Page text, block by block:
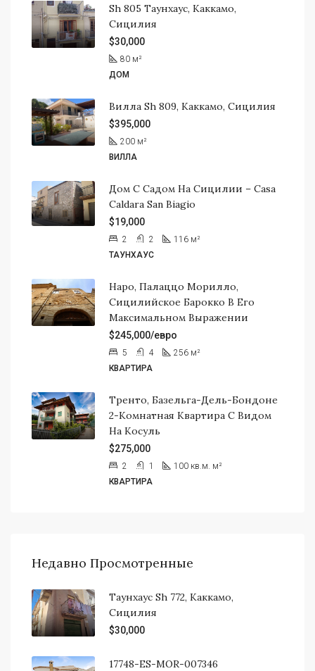
Sh 805 Таунхаус, Каккамо,
Сицилия
$30,000
80 м²
ДОМ
Вилла Sh 809, Каккамо, Сицилия
$395,000
200 м²
ВИЛЛА
Дом С Садом На Сицилии – Casa
Caldara San Biagio
$19,000
2 2 116 м²
ТАУНХАУС
Наро, Палаццо Морилло,
Сицилийское Барокко В Его
Максимальном Выражении
$245,000/евро
5 4 256 м²
КВАРТИРА
Тренто, Базельга-Дель-Бондоне
2-Комнатная Квартира С Видом
На Косуль
$275,000
2 1 100 кв.м. м²
КВАРТИРА
Недавно Просмотренные
Таунхаус Sh 772, Каккамо,
Сицилия
$30,000
17748-ES-MOR-007346